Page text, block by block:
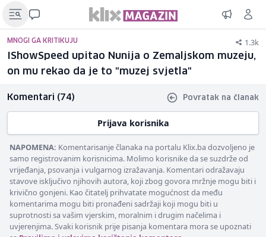
MNOGI GA KRITIKUJU 1.3k
IShowSpeed upitao Nunija o Zemaljskom muzeju,
on mu rekao da je to "muzej svjetla"
Komentari (74) Povratak na članak
Prijava korisnika
NAPOMENA: Komentarisanje članaka na portalu Klix.ba dozvoljeno je
samo registrovanim korisnicima. Molimo korisnike da se suzdrže od
vrijeđanja, psovanja i vulgarnog izražavanja. Komentari odražavaju
stavove isključivo njihovih autora, koji zbog govora mržnje mogu biti i
krivično gonjeni. Kao čitatelj prihvatate mogućnost da među
komentarima mogu biti pronađeni sadržaji koji mogu biti u
suprotnosti sa vašim vjerskim, moralnim i drugim načelima i
uvjerenjima. Svaki korisnik prije pisanja komentara mora se upoznati